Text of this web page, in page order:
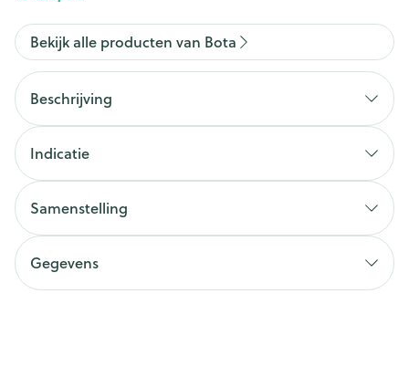
Bekijk alle producten van Bota
Beschrijving
Indicatie
Samenstelling
Gegevens